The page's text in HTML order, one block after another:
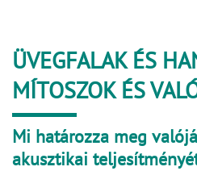
ÜVEGFALAK ÉS
MÍTOSZOK ÉS
Mi határozza meg
akusztikai